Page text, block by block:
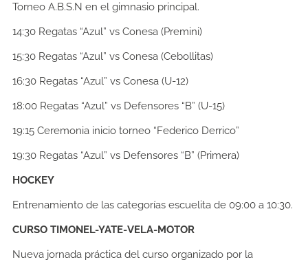
Torneo A.B.S.N en el gimnasio principal.
14:30 Regatas “Azul” vs Conesa (Premini)
15:30 Regatas “Azul” vs Conesa (Cebollitas)
16:30 Regatas “Azul” vs Conesa (U-12)
18:00 Regatas “Azul” vs Defensores “B” (U-15)
19:15 Ceremonia inicio torneo “Federico Derrico”
19:30 Regatas “Azul” vs Defensores “B” (Primera)
HOCKEY
Entrenamiento de las categorías escuelita de 09:00 a 10:30.
CURSO TIMONEL-YATE-VELA-MOTOR
Nueva jornada práctica del curso organizado por la